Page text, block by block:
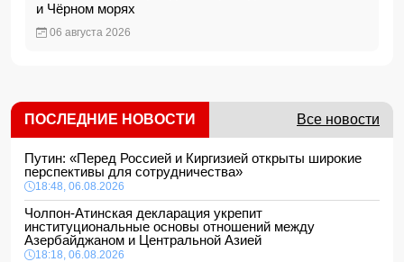
и Чёрном морях
06 августа 2026
ПОСЛЕДНИЕ НОВОСТИ Все новости
Путин: «Перед Россией и Киргизией открыты широкие
перспективы для сотрудничества»
18:48, 06.08.2026
Чолпон-Атинская декларация укрепит
институциональные основы отношений между
Азербайджаном и Центральной Азией
18:18, 06.08.2026